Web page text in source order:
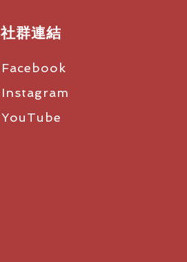
社群連結
Facebook
Instagram
YouTube